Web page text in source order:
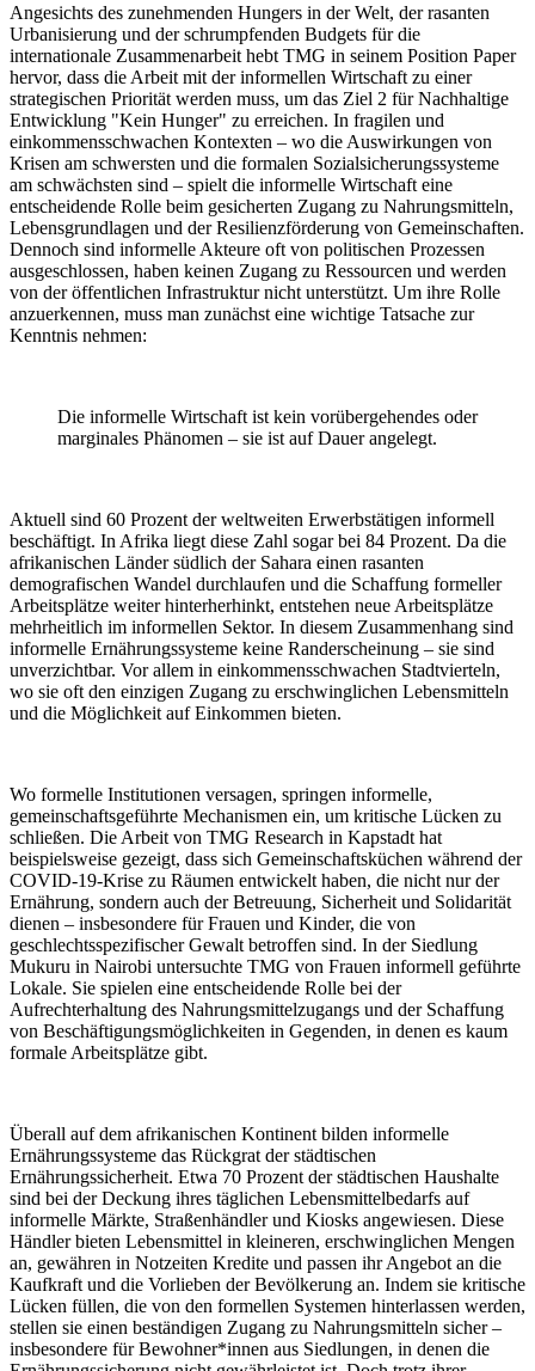
Angesichts des zunehmenden Hungers in der Welt, der rasanten
Urbanisierung und der schrumpfenden Budgets für die
internationale Zusammenarbeit hebt TMG in seinem Position Paper
hervor, dass die Arbeit mit der informellen Wirtschaft zu einer
strategischen Priorität werden muss, um das Ziel 2 für Nachhaltige
Entwicklung "Kein Hunger" zu erreichen. In fragilen und
einkommensschwachen Kontexten – wo die Auswirkungen von
Krisen am schwersten und die formalen Sozialsicherungssysteme
am schwächsten sind – spielt die informelle Wirtschaft eine
entscheidende Rolle beim gesicherten Zugang zu Nahrungsmitteln,
Lebensgrundlagen und der Resilienzförderung von Gemeinschaften.
Dennoch sind informelle Akteure oft von politischen Prozessen
ausgeschlossen, haben keinen Zugang zu Ressourcen und werden
von der öffentlichen Infrastruktur nicht unterstützt. Um ihre Rolle
anzuerkennen, muss man zunächst eine wichtige Tatsache zur
Kenntnis nehmen:
Die informelle Wirtschaft ist kein vorübergehendes oder
marginales Phänomen – sie ist auf Dauer angelegt.
Aktuell sind 60 Prozent der weltweiten Erwerbstätigen informell
beschäftigt. In Afrika liegt diese Zahl sogar bei 84 Prozent. Da die
afrikanischen Länder südlich der Sahara einen rasanten
demografischen Wandel durchlaufen und die Schaffung formeller
Arbeitsplätze weiter hinterherhinkt, entstehen neue Arbeitsplätze
mehrheitlich im informellen Sektor. In diesem Zusammenhang sind
informelle Ernährungssysteme keine Randerscheinung – sie sind
unverzichtbar. Vor allem in einkommensschwachen Stadtvierteln,
wo sie oft den einzigen Zugang zu erschwinglichen Lebensmitteln
und die Möglichkeit auf Einkommen bieten.
Wo formelle Institutionen versagen, springen informelle,
gemeinschaftsgeführte Mechanismen ein, um kritische Lücken zu
schließen. Die Arbeit von TMG Research in Kapstadt hat
beispielsweise gezeigt, dass sich Gemeinschaftsküchen während der
COVID-19-Krise zu Räumen entwickelt haben, die nicht nur der
Ernährung, sondern auch der Betreuung, Sicherheit und Solidarität
dienen – insbesondere für Frauen und Kinder, die von
geschlechtsspezifischer Gewalt betroffen sind. In der Siedlung
Mukuru in Nairobi untersuchte TMG von Frauen informell geführte
Lokale. Sie spielen eine entscheidende Rolle bei der
Aufrechterhaltung des Nahrungsmittelzugangs und der Schaffung
von Beschäftigungsmöglichkeiten in Gegenden, in denen es kaum
formale Arbeitsplätze gibt.
Überall auf dem afrikanischen Kontinent bilden informelle
Ernährungssysteme das Rückgrat der städtischen
Ernährungssicherheit. Etwa 70 Prozent der städtischen Haushalte
sind bei der Deckung ihres täglichen Lebensmittelbedarfs auf
informelle Märkte, Straßenhändler und Kiosks angewiesen. Diese
Händler bieten Lebensmittel in kleineren, erschwinglichen Mengen
an, gewähren in Notzeiten Kredite und passen ihr Angebot an die
Kaufkraft und die Vorlieben der Bevölkerung an. Indem sie kritische
Lücken füllen, die von den formellen Systemen hinterlassen werden,
stellen sie einen beständigen Zugang zu Nahrungsmitteln sicher –
insbesondere für Bewohner*innen aus Siedlungen, in denen die